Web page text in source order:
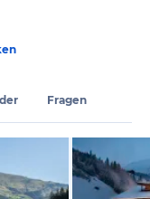
Fragen